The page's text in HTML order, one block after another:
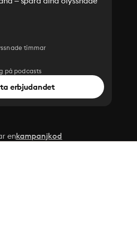
timmar
på podcasts
erbjudandet
enkampanjkod